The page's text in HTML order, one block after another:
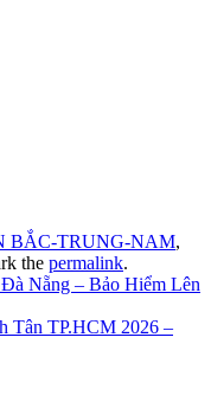
BẮC-TRUNG-NAM,
the permalink.
Nẵng – Bảo Hiểm Lên
Tân TP.HCM 2026 –